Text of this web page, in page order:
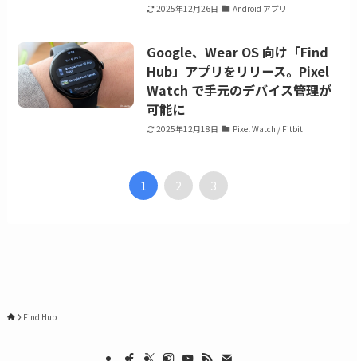
2025年12月26日 Android アプリ
Google、Wear OS 向け「Find
Hub」アプリをリリース。Pixel
Watch で手元のデバイス管理が
可能に
2025年12月18日 Pixel Watch / Fitbit
1 2 3
Find Hub